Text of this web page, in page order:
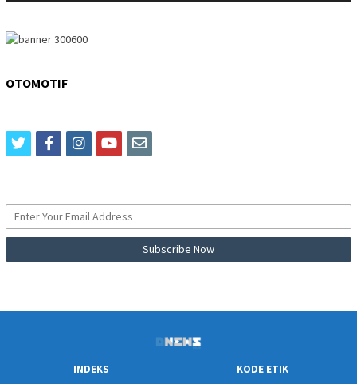
OTOMOTIF
twitterfacebookinstagram
youtubeemail
INDEKS
KODE ETIK